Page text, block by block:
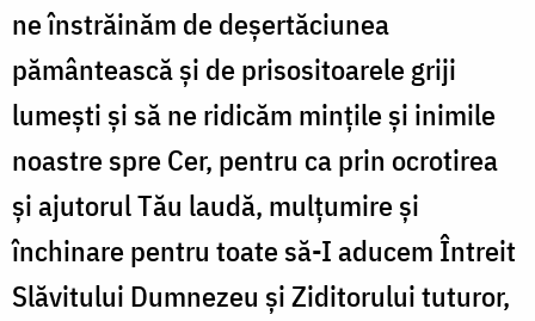
ne înstrăinăm de deşertăciunea
pământească şi de prisositoarele griji
lumeşti şi să ne ridicăm minţile şi inimile
noastre spre Cer, pentru ca prin ocrotirea
şi ajutorul Tău laudă, mulţumire şi
închinare pentru toate să-I aducem Întreit
Slăvitului Dumnezeu şi Ziditorului tuturor,